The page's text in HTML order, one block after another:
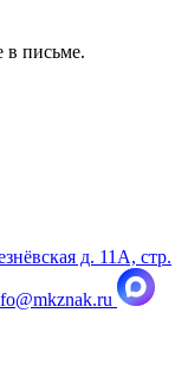
в письме.
д. 11А, стр.